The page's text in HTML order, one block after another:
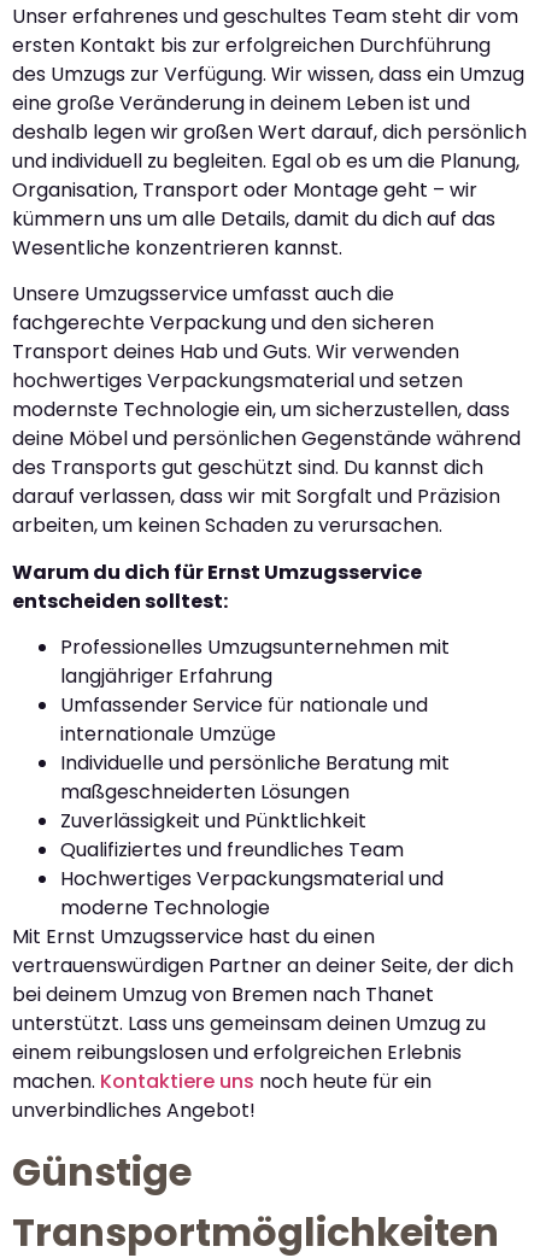
Unser erfahrenes und geschultes Team steht dir vom
ersten Kontakt bis zur erfolgreichen Durchführung
des Umzugs zur Verfügung. Wir wissen, dass ein Umzug
eine große Veränderung in deinem Leben ist und
deshalb legen wir großen Wert darauf, dich persönlich
und individuell zu begleiten. Egal ob es um die Planung,
Organisation, Transport oder Montage geht – wir
kümmern uns um alle Details, damit du dich auf das
Wesentliche konzentrieren kannst.
Unsere Umzugsservice umfasst auch die
fachgerechte Verpackung und den sicheren
Transport deines Hab und Guts. Wir verwenden
hochwertiges Verpackungsmaterial und setzen
modernste Technologie ein, um sicherzustellen, dass
deine Möbel und persönlichen Gegenstände während
des Transports gut geschützt sind. Du kannst dich
darauf verlassen, dass wir mit Sorgfalt und Präzision
arbeiten, um keinen Schaden zu verursachen.
Warum du dich für Ernst Umzugsservice
entscheiden solltest:
Professionelles Umzugsunternehmen mit
langjähriger Erfahrung
Umfassender Service für nationale und
internationale Umzüge
Individuelle und persönliche Beratung mit
maßgeschneiderten Lösungen
Zuverlässigkeit und Pünktlichkeit
Qualifiziertes und freundliches Team
Hochwertiges Verpackungsmaterial und
moderne Technologie
Mit Ernst Umzugsservice hast du einen
vertrauenswürdigen Partner an deiner Seite, der dich
bei deinem Umzug von Bremen nach Thanet
unterstützt. Lass uns gemeinsam deinen Umzug zu
einem reibungslosen und erfolgreichen Erlebnis
machen. Kontaktiere uns noch heute für ein
unverbindliches Angebot!
Günstige
Transportmöglichkeiten